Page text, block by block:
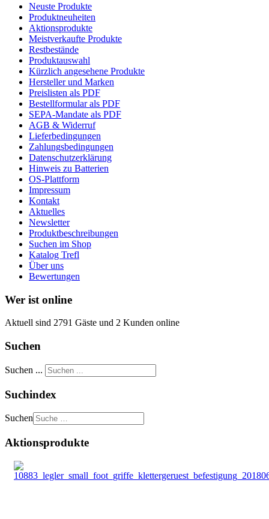
Neuste Produkte
Produktneuheiten
Aktionsprodukte
Meistverkaufte Produkte
Restbestände
Produktauswahl
Kürzlich angesehene Produkte
Hersteller und Marken
Preislisten als PDF
Bestellformular als PDF
SEPA-Mandate als PDF
AGB & Widerruf
Lieferbedingungen
Zahlungsbedingungen
Datenschutzerklärung
Hinweis zu Batterien
OS-Plattform
Impressum
Kontakt
Aktuelles
Newsletter
Produktbeschreibungen
Suchen im Shop
Katalog Trefl
Über uns
Bewertungen
Wer ist online
Aktuell sind 2791 Gäste und 2 Kunden online
Suchen
Suchen ...
Suchindex
Suchen
Aktionsprodukte